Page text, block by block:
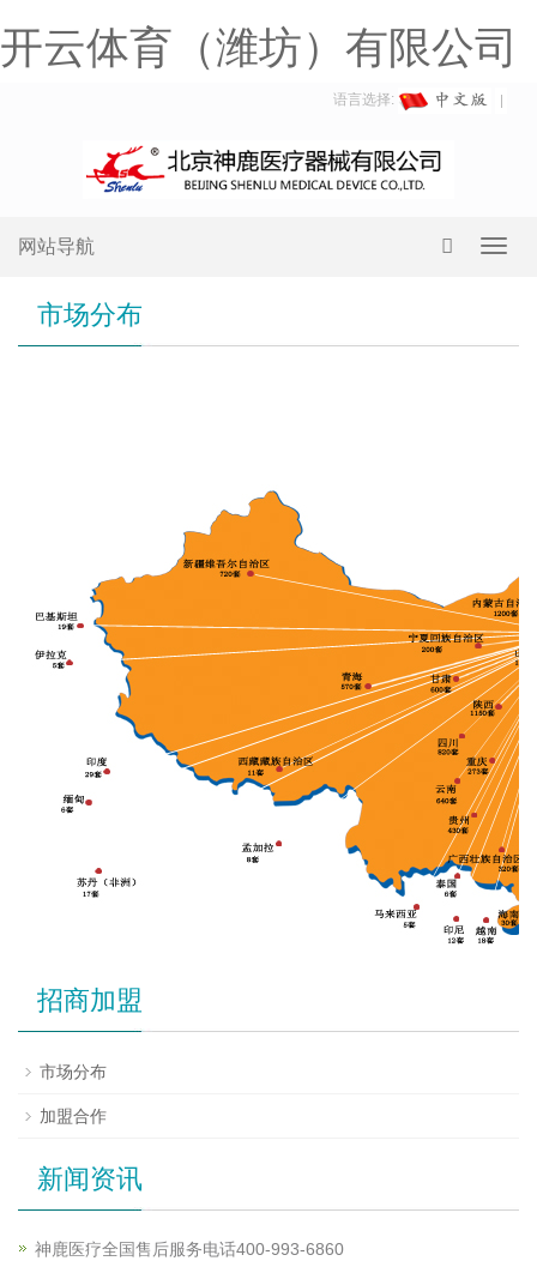
开云体育（潍坊）有限公司
语言选择:
网站导航
市场分布
招商加盟
市场分布
加盟合作
新闻资讯
神鹿医疗全国售后服务电话400-993-6860